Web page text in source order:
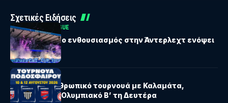
Σχετικές Ειδήσεις
UEFA EUROPA LEAGUE
Στο… κόκκινο ο ενθουσιασμός στην Άντερλεχτ ενόψει
ΠΑΟΚ
ΒΟΛΟΣ
Βόλος: Φιλανθρωπικό τουρνουά με Καλαμάτα,
Πανιώνιο και Ολυμπιακό Β’ τη Δευτέρα